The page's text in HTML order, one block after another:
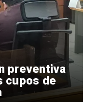
preventiva
cupos de